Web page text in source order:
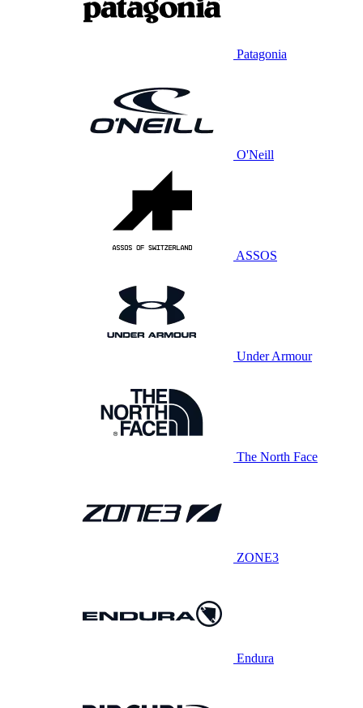
Patagonia
O'Neill
ASSOS
Under Armour
The North Face
ZONE3
Endura